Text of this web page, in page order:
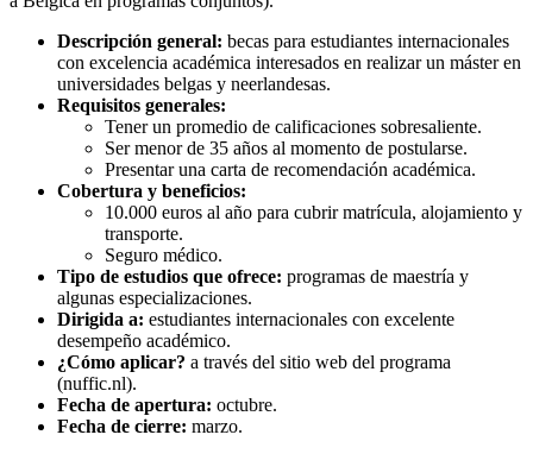
Descripción general: becas para estudiantes internacionales
con excelencia académica interesados en realizar un máster en
universidades belgas y neerlandesas.
Requisitos generales:
Tener un promedio de calificaciones sobresaliente.
Ser menor de 35 años al momento de postularse.
Presentar una carta de recomendación académica.
Cobertura y beneficios:
10.000 euros al año para cubrir matrícula, alojamiento y
transporte.
Seguro médico.
Tipo de estudios que ofrece: programas de maestría y
algunas especializaciones.
Dirigida a: estudiantes internacionales con excelente
desempeño académico.
¿Cómo aplicar? a través del sitio web del programa
(nuffic.nl).
Fecha de apertura: octubre.
Fecha de cierre: marzo.